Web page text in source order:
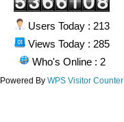
Users Today : 213
Views Today : 285
Who's Online : 2
Powered ByWPS Visitor Counter